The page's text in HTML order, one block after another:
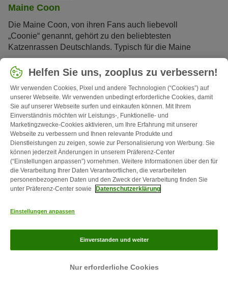
Maine Coon
Die Maine Coon, von ihren Fans auch liebevoll
„Coonie“ genannt, gehört zu den beliebtesten
Katzenrassen Deutschlands. Typisch für die Maine
Coon sind große, spitze Pinselohren, ein dichtes,
halblanges Fell und vor allem eine beeindruckende
Größe: Bis zu 120 Zentimeter lang kann eine Katze
dieser Rasse werden. Erfahren Sie mehr über die
sanften "Riesen-Hauskatzen", ihren Charakter und die
Haltung in diesem Artikel.
12 min
Katze Katzenrassen
Die Bengalkatze ist eine wirklich einmalige
Was macht eine solche Rasse aus und was muss man
Helfen Sie uns, zooplus zu verbessern!
Wir verwenden Cookies, Pixel und andere Technologien (“Cookies”) auf
unserer Webseite. Wir verwenden unbedingt erforderliche Cookies, damit
Sie auf unserer Webseite surfen und einkaufen können. Mit Ihrem
Einverständnis möchten wir Leistungs-, Funktionelle- und
Marketingzwecke-Cookies aktivieren, um Ihre Erfahrung mit unserer
Webseite zu verbessern und Ihnen relevante Produkte und
Dienstleistungen zu zeigen, sowie zur Personalisierung von Werbung. Sie
können jederzeit Änderungen in unserem Präferenz-Center
(“Einstellungen anpassen”) vornehmen. Weitere Informationen über den für
die Verarbeitung Ihrer Daten Verantwortlichen, die verarbeiteten
personenbezogenen Daten und den Zweck der Verarbeitung finden Sie
unter Präferenz-Center sowie
Datenschutzerklärung
Einstellungen anpassen
Nur erforderliche Cookies
Einverstanden und weiter